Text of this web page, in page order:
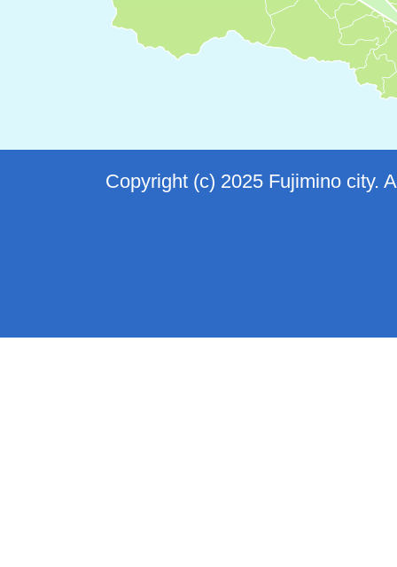
Copyright (c) 2025 Fujimino city.